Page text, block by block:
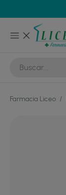
Farmacia Liceo /